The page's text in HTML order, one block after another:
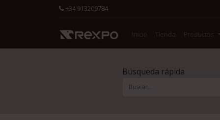
+34 913209784
Inicio Tienda Productos
Búsqueda rápida